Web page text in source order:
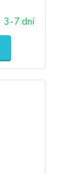
3-7 dní